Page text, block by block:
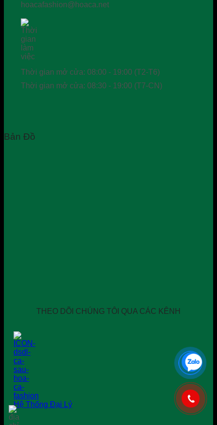
hoacafashion@hoaca.net
Thời gian mở cửa: 08:00 - 19:00 (T2-T6)
Thời gian mở cửa: 08:30 - 19:00 (T7-CN)
Bản Đồ
THEO DÕI CHÚNG TÔI QUA CÁC KÊNH
Hệ Thống Đại Lý